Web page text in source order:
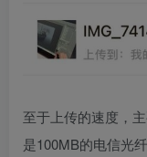
至于上传的速度，
是100MB的电信光